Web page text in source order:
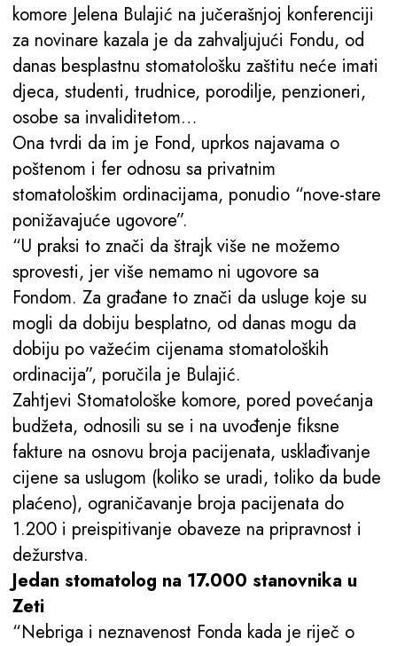
komore Jelena Bulajić na jučerašnjoj konferenciji
za novinare kazala je da zahvaljujući Fondu, od
danas besplastnu stomatološku zaštitu neće imati
djeca, studenti, trudnice, porodilje, penzioneri,
osobe sa invaliditetom…
Ona tvrdi da im je Fond, uprkos najavama o
poštenom i fer odnosu sa privatnim
stomatološkim ordinacijama, ponudio “nove-stare
ponižavajuće ugovore”.
“U praksi to znači da štrajk više ne možemo
sprovesti, jer više nemamo ni ugovore sa
Fondom. Za građane to znači da usluge koje su
mogli da dobiju besplatno, od danas mogu da
dobiju po važećim cijenama stomatoloških
ordinacija”, poručila je Bulajić.
Zahtjevi Stomatološke komore, pored povećanja
budžeta, odnosili su se i na uvođenje fiksne
fakture na osnovu broja pacijenata, usklađivanje
cijene sa uslugom (koliko se uradi, toliko da bude
plaćeno), ograničavanje broja pacijenata do
1.200 i preispitivanje obaveze na pripravnost i
dežurstva.
Jedan stomatolog na 17.000 stanovnika u
Zeti
“Nebriga i neznavenost Fonda kada je riječ o